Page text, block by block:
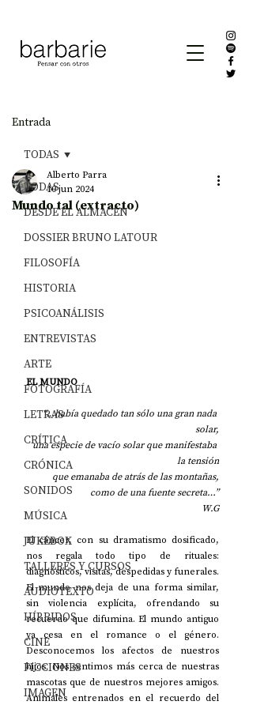
Entrada
TODAS
DESDE EL ALMACÉN
DOSSIER BRUNO LATOUR
FILOSOFÍA
HISTORIA
PSICOANÁLISIS
ENTREVISTAS
ARTE
FOTOGRAFÍA
LETRAS
CRÍTICA
CRÓNICA
SONIDOS
MÚSICA
JUKEBOX
TALLERES Y CURSOS
AUDIOTEXTO
HÍBRIDOS
CINE
FICCIONES
IMAGEN
TODAS
Mundo tal (extracto)
Alberto Parra
10 jun 2024
EL MUNDO
“…había quedado tan sólo una gran nada
solar,
una especie de vacío solar que manifestaba
la tensión
que emanaba de atrás de las montañas,
como de una fuente secreta…”
W.G
El cáncer, con su dramatismo dosificado,
nos regala todo tipo de rituales:
diagnósticos, visitas, despedidas y funerales.
El mundo nos deja de una forma similar,
sin violencia explícita, ofrendando su
recuerdo que difumina. El mundo antiguo
ya cesa en el romance o el género.
Desconocemos los afectos de nuestros
hijos. Nos sentimos más cerca de nuestras
mascotas que de nuestros mejores amigos.
Animales entrenados en el recuerdo del